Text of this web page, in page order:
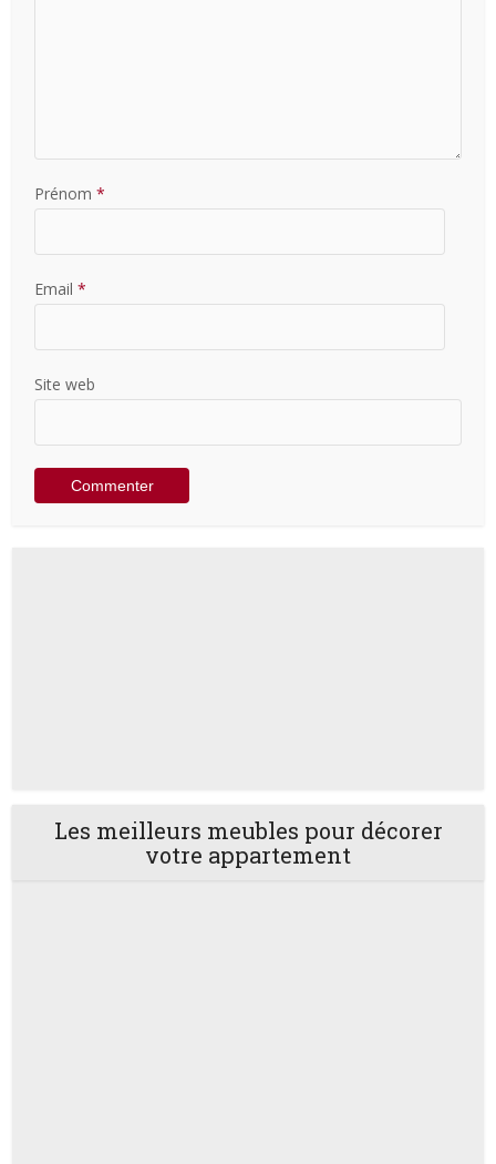
Prénom *
Email *
Site web
Les meilleurs meubles pour décorer
votre appartement